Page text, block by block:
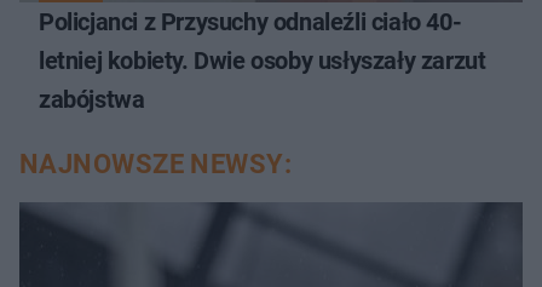
Policjanci z Przysuchy odnaleźli ciało 40-
letniej kobiety. Dwie osoby usłyszały zarzut
zabójstwa
NAJNOWSZE NEWSY: